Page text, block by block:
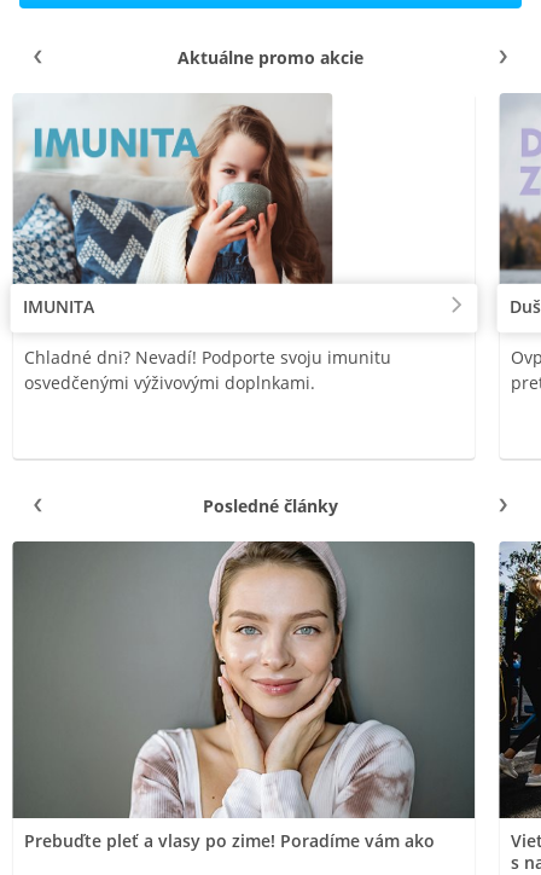
Aktuálne promo akcie
IMUNITA
Chladné dni? Nevadí! Podporte svoju imunitu
osvedčenými výživovými doplnkami.
Posledné články
Prebuďte pleť a vlasy po zime! Poradíme vám ako
s